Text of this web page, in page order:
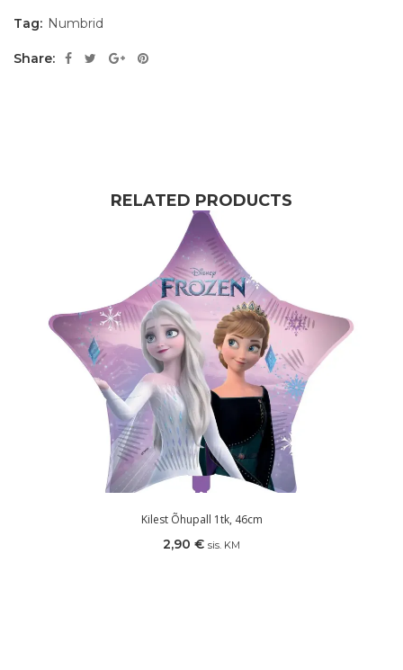
Tag: Numbrid
Share:
RELATED PRODUCTS
Kilest Õhupall 1tk, 46cm
2,90 € sis. KM